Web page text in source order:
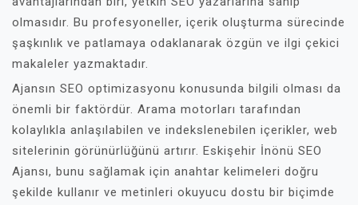
olmasıdır. Bu profesyoneller, içerik oluşturma sürecinde
şaşkınlık ve patlamaya odaklanarak özgün ve ilgi çekici
makaleler yazmaktadır.
Ajansın SEO optimizasyonu konusunda bilgili olması da
önemli bir faktördür. Arama motorları tarafından
kolaylıkla anlaşılabilen ve indekslenebilen içerikler, web
sitelerinin görünürlüğünü artırır. Eskişehir İnönü SEO
Ajansı, bunu sağlamak için anahtar kelimeleri doğru
şekilde kullanır ve metinleri okuyucu dostu bir biçimde